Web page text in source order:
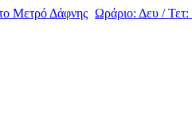
Μετρό Δάφνης Ωράριο: Δευ /